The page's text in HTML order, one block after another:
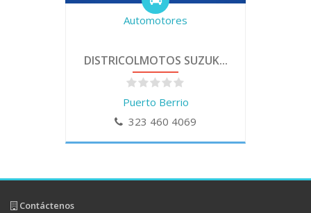
Automotores
DISTRICOLMOTOS SUZUK...
Puerto Berrio
323 460 4069
Contáctenos